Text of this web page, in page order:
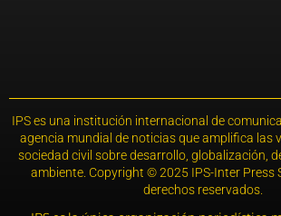
IPS es una institución internacional de
agencia mundial de noticias que amplifica las
sociedad civil sobre desarrollo, globalización,
ambiente. Copyright © 2025 IPS-Inter Press
derechos reservados.